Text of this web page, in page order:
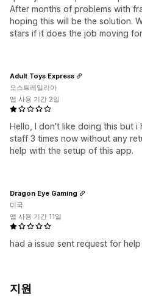
After months of problems with
hoping this will be the solution.
stars if it does the job moving
Hello, I don't like doing this but
staff 3 times now without any
help with the setup of this app.
Adult Toys Express
오스트레일리아
앱 사용 기간 2일
had a issue sent request for
Dragon Eye Gaming
미국
앱 사용 기간 11일
지원